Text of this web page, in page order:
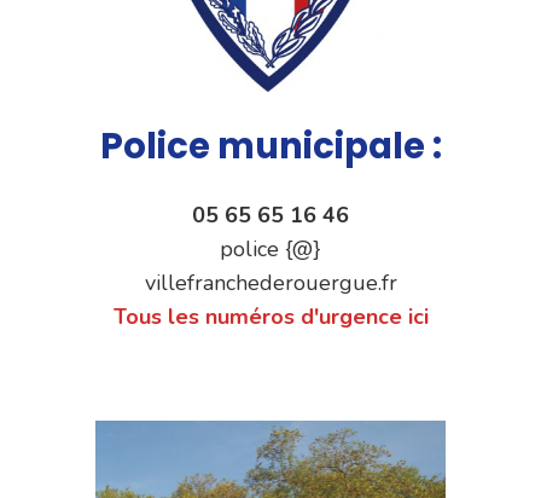
Police municipale :
05 65 65 16 46
police {@}
villefranchederouergue.fr
Tous les numéros d'urgence ici